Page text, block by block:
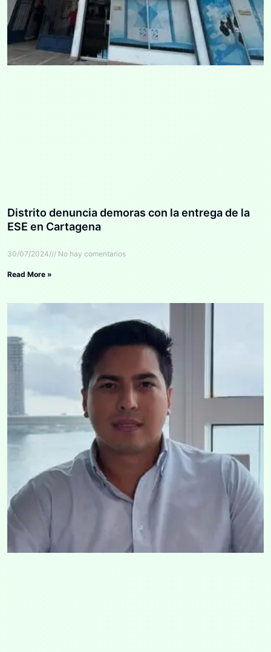
Distrito denuncia demoras con la entrega de la
ESE en Cartagena
30/07/2024 No hay comentarios
Read More »